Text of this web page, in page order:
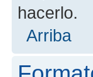
hacerlo.
Arriba